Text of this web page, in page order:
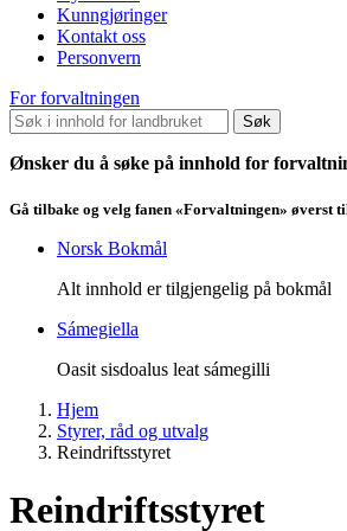
Kunngjøringer
Kontakt oss
Personvern
For forvaltningen
Søk
Ønsker du å søke på innhold for
Gå tilbake og velg fanen «Forvaltningen» øverst
Norsk Bokmål
Alt innhold er tilgjengelig på bokmål
Sámegiella
Oasit sisdoalus leat sámegilli
Hjem
Styrer, råd og utvalg
Reindriftsstyret
Reindriftsstyret